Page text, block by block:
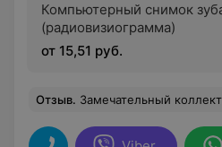
Компьютерный снимок
(радиовизиограмма)
от 15,51 руб.
Отзыв. Замечательный коллектив! Протезировалась у Кириковича